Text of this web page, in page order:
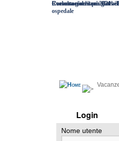
Corso soccorritori 2021 –
Corso soccorritori 2020 -
I volontari donano giochi
ospedale
Raccolta giochi per Un
Login
Nome utente